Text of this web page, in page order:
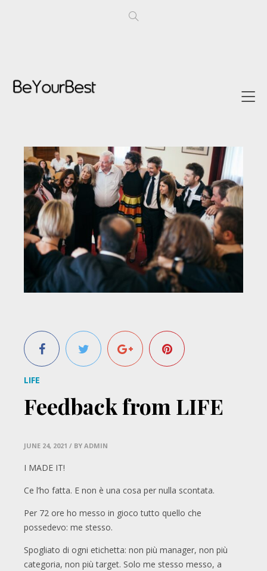
LIFE
Feedback from LIFE
JUNE 24, 2021 / BY ADMIN
I MADE IT!
Ce l’ho fatta. E non è una cosa per nulla scontata.
Per 72 ore ho messo in gioco tutto quello che
possedevo: me stesso.
Spogliato di ogni etichetta: non più manager, non più
categoria, non più target. Solo me stesso messo, a